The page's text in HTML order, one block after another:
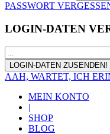
PASSWORT
LOGIN-DATEN
AAH, WARTET, ICH
MEIN KONTO
|
SHOP
BLOG